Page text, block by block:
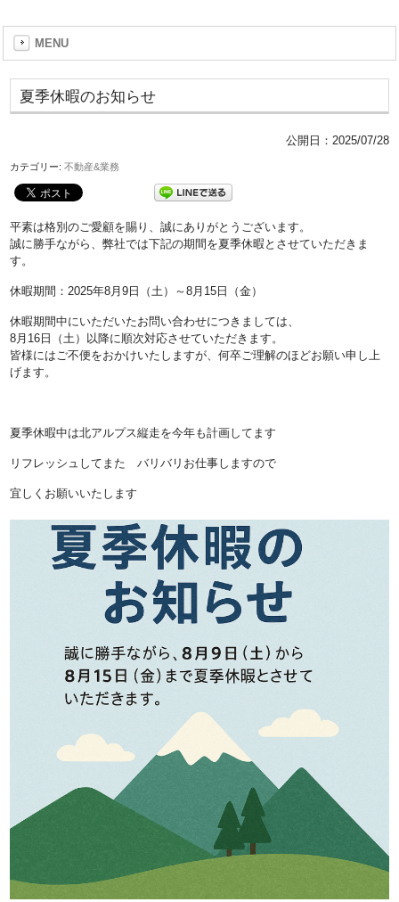
MENU
夏季休暇のお知らせ
公開日： 2025/07/28
カテゴリー:不動産&業務
平素は格別のご愛顧を賜り、誠にありがとうございます。
誠に勝手ながら、弊社では下記の期間を夏季休暇とさせていただきま
す。
休暇期間：2025年8月9日（土）～8月15日（金）
休暇期間中にいただいたお問い合わせにつきましては、
8月16日（土）以降に順次対応させていただきます。
皆様にはご不便をおかけいたしますが、何卒ご理解のほどお願い申し上
げます。
夏季休暇中は北アルプス縦走を今年も計画してます
リフレッシュしてまた バリバリお仕事しますので
宜しくお願いいたします